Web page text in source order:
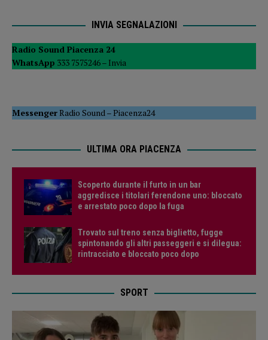
INVIA SEGNALAZIONI
Radio Sound Piacenza 24
WhatsApp 333 7575246 – Invia
MessengerRadio Sound –Piacenza24
ULTIMA ORA PIACENZA
Scoperto durante il furto in un bar
aggredisce i titolari ferendone uno: bloccato
e arrestato poco dopo la fuga
Trovato sul treno senza biglietto, fugge
spintonando gli altri passeggeri e si dilegua:
rintracciato e bloccato poco dopo
SPORT